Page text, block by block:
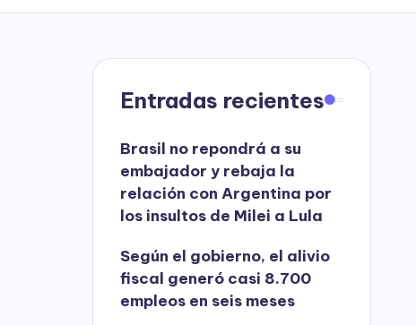
Entradas recientes
Brasil no repondrá a su
embajador y rebaja la
relación con Argentina por
los insultos de Milei a Lula
Según el gobierno, el alivio
fiscal generó casi 8.700
empleos en seis meses